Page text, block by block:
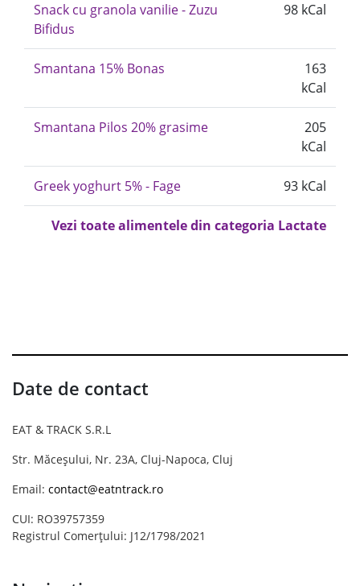
Snack cu granola vanilie - Zuzu
Bifidus
98 kCal
Smantana 15% Bonas
163
kCal
Smantana Pilos 20% grasime
205
kCal
Greek yoghurt 5% - Fage 93 kCal
Vezi toate alimentele din categoria Lactate
Date de contact
EAT & TRACK S.R.L
Str. Măceșului, Nr. 23A, Cluj-Napoca, Cluj
Email: contact@eatntrack.ro
CUI: RO39757359
Registrul Comerțului: J12/1798/2021